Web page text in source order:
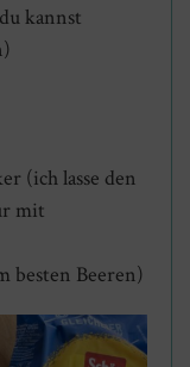
kannst
(ich lasse den
mit
besten Beeren)